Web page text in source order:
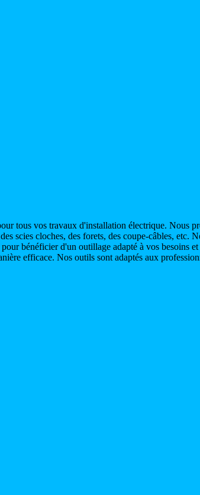
tous vos travaux d'installation électrique. Nous
scies cloches, des forets, des coupe-câbles, etc.
bénéficier d'un outillage adapté à vos besoins
efficace. Nos outils sont adaptés aux